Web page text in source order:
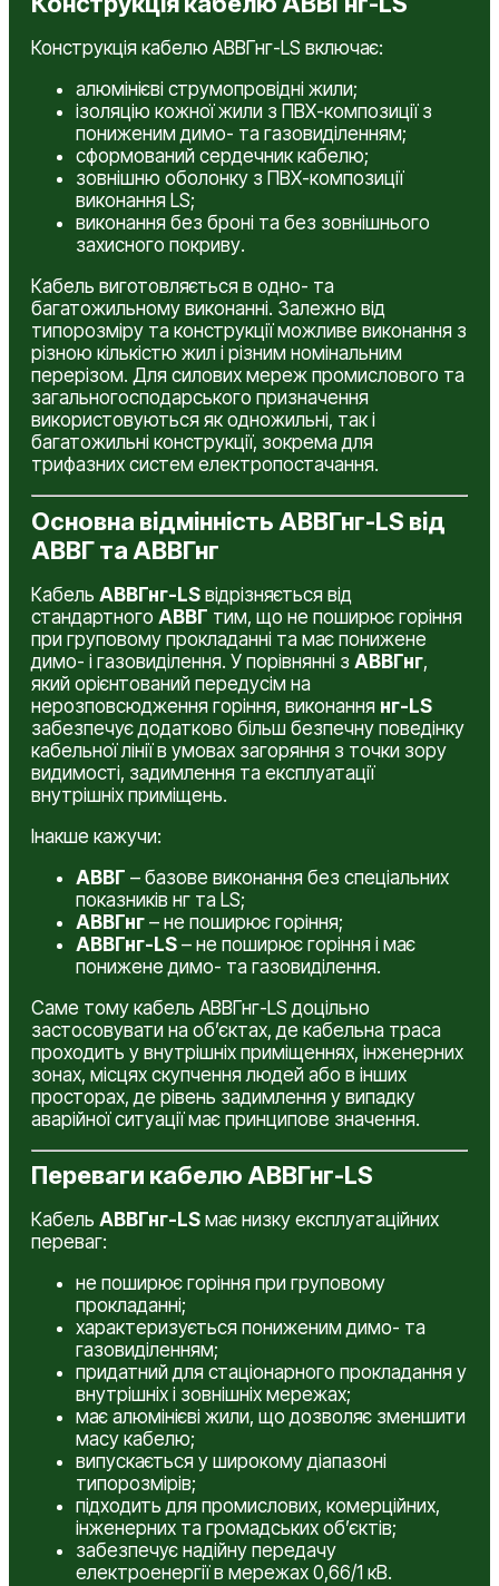
Конструкція кабелю АВВГнг-LS включає:
алюмінієві струмопровідні жили;
ізоляцію кожної жили з ПВХ-композиції з
пониженим димо- та газовиділенням;
сформований сердечник кабелю;
зовнішню оболонку з ПВХ-композиції
виконання LS;
виконання без броні та без зовнішнього
захисного покриву.
Кабель виготовляється в одно- та
багатожильному виконанні. Залежно від
типорозміру та конструкції можливе виконання з
різною кількістю жил і різним номінальним
перерізом. Для силових мереж промислового та
загальногосподарського призначення
використовуються як одножильні, так і
багатожильні конструкції, зокрема для
трифазних систем електропостачання.
Основна відмінність АВВГнг-LS від
АВВГ та АВВГнг
Кабель АВВГнг-LS відрізняється від
стандартного АВВГ тим, що не поширює горіння
при груповому прокладанні та має понижене
димо- і газовиділення. У порівнянні з АВВГнг,
який орієнтований передусім на
нерозповсюдження горіння, виконання нг-LS
забезпечує додатково більш безпечну поведінку
кабельної лінії в умовах загоряння з точки зору
видимості, задимлення та експлуатації
внутрішніх приміщень.
Інакше кажучи:
АВВГ – базове виконання без спеціальних
показників нг та LS;
АВВГнг – не поширює горіння;
АВВГнг-LS – не поширює горіння і має
понижене димо- та газовиділення.
Саме тому кабель АВВГнг-LS доцільно
застосовувати на об’єктах, де кабельна траса
проходить у внутрішніх приміщеннях, інженерних
зонах, місцях скупчення людей або в інших
просторах, де рівень задимлення у випадку
аварійної ситуації має принципове значення.
Переваги кабелю АВВГнг-LS
Кабель АВВГнг-LS має низку експлуатаційних
переваг:
не поширює горіння при груповому
прокладанні;
характеризується пониженим димо- та
газовиділенням;
придатний для стаціонарного прокладання у
внутрішніх і зовнішніх мережах;
має алюмінієві жили, що дозволяє зменшити
масу кабелю;
випускається у широкому діапазоні
типорозмірів;
підходить для промислових, комерційних,
інженерних та громадських об’єктів;
забезпечує надійну передачу
електроенергії в мережах 0,66/1 кВ.